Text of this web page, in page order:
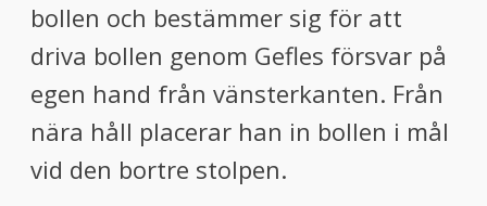
bollen och bestämmer sig för att
driva bollen genom Gefles försvar på
egen hand från vänsterkanten. Från
nära håll placerar han in bollen i mål
vid den bortre stolpen.